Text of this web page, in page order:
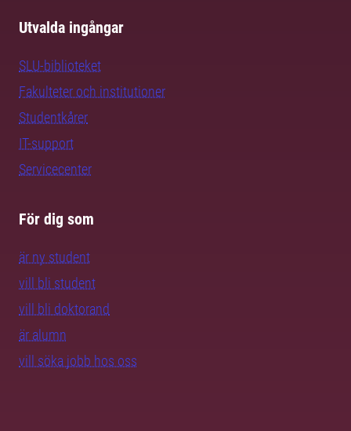
Utvalda ingångar
SLU-biblioteket
Fakulteter och institutioner
Studentkårer
IT-support
Servicecenter
För dig som
är ny student
vill bli student
vill bli doktorand
är alumn
vill söka jobb hos oss